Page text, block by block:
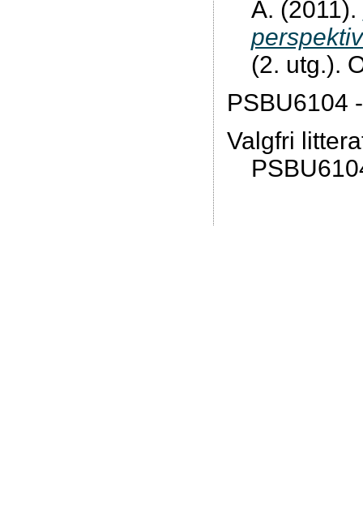
A. (2011).
(2. utg.).
PSBU6104
Valgfri